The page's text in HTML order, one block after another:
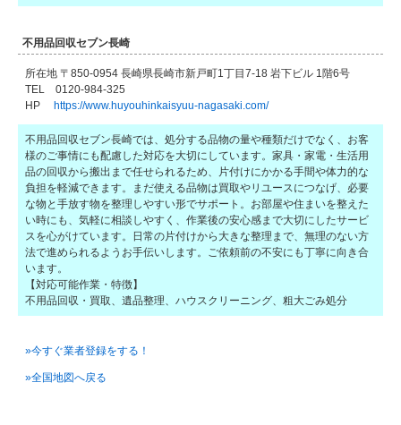
不用品回収セブン長崎
所在地 〒850-0954 長崎県長崎市新戸町1丁目7-18 岩下ビル 1階6号
TEL 0120-984-325
HPhttps://www.huyouhinkaisyuu-nagasaki.com/
不用品回収セブン長崎では、処分する品物の量や種類だけでなく、お客
様のご事情にも配慮した対応を大切にしています。家具・家電・生活用
品の回収から搬出まで任せられるため、片付けにかかる手間や体力的な
負担を軽減できます。まだ使える品物は買取やリユースにつなげ、必要
な物と手放す物を整理しやすい形でサポート。お部屋や住まいを整えた
い時にも、気軽に相談しやすく、作業後の安心感まで大切にしたサービ
スを心がけています。日常の片付けから大きな整理まで、無理のない方
法で進められるようお手伝いします。ご依頼前の不安にも丁寧に向き合
います。
【対応可能作業・特徴】
不用品回収・買取、遺品整理、ハウスクリーニング、粗大ごみ処分
»今すぐ業者登録をする！
»全国地図へ戻る